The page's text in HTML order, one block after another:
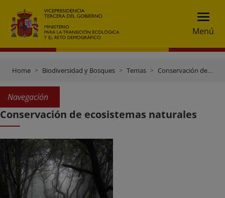
Menú
Home Biodiversidad y Bosques Temas Conservación de la Biodiversidad
Navegación
Conservación de ecosistemas naturales